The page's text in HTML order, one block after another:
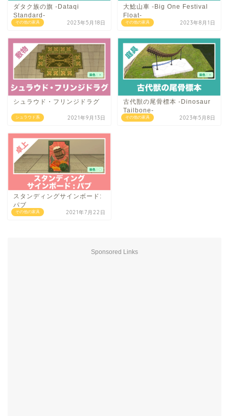
その他の家具
ダタク族の旗 -Dataqi
Standard-
2023年5月18日 その他の家具
大鯰山車 -Big One Festival
Float-
2023年8月1日
シュラウド系
シュラウド・フリンジドラグ
2021年9月13日 その他の家具
古代獣の尾骨標本 -Dinosaur
Tailbone-
2023年5月8日
その他の家具
スタンディングサインボード:
パブ
2021年7月22日
Sponsored Links